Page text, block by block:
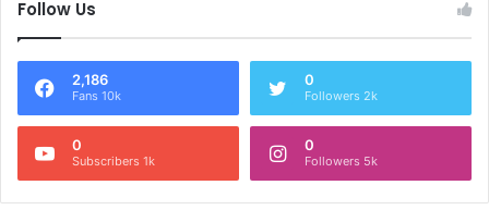
Follow Us
2,186
Fans 10k
0
Followers 2k
0
Subscribers 1k
0
Followers 5k